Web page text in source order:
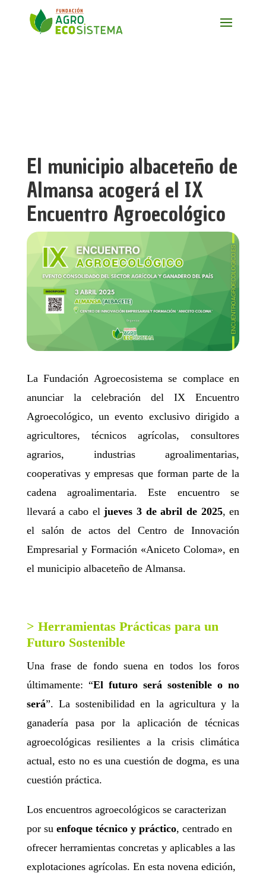
El municipio albaceteño de
Almansa acogerá el IX
Encuentro Agroecológico
La Fundación Agroecosistema se complace en
anunciar la celebración del IX Encuentro
Agroecológico, un evento exclusivo dirigido a
agricultores, técnicos agrícolas, consultores
agrarios, industrias agroalimentarias,
cooperativas y empresas que forman parte de la
cadena agroalimentaria. Este encuentro se
llevará a cabo eljueves 3 de abril de 2025, en
el salón de actos del Centro de Innovación
Empresarial y Formación «Aniceto Coloma», en
el municipio albaceteño de Almansa.
> Herramientas Prácticas para un
Futuro Sostenible
Una frase de fondo suena en todos los foros
últimamente: “El futuro será sostenible o no
será”. La sostenibilidad en la agricultura y la
ganadería pasa por la aplicación de técnicas
agroecológicas resilientes a la crisis climática
actual, esto no es una cuestión de dogma, es una
cuestión práctica.
Los encuentros agroecológicos se caracterizan
por su enfoque técnico y práctico, centrado en
ofrecer herramientas concretas y aplicables a las
explotaciones agrícolas. En esta novena edición,